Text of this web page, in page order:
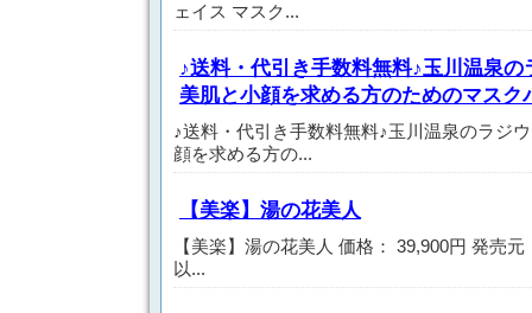
ェイス マスク...
♪送料・代引き手数料無料♪玉川温泉
美肌と小顔を求める方のためのマス
♪送料・代引き手数料無料♪玉川温泉のラジ
顔を求める方の...
【美楽】湯の花美人
【美楽】湯の花美人 価格： 39,900円 発売
以...